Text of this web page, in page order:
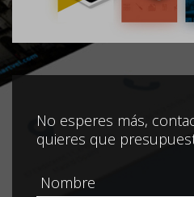
No esperes más,
quieres que